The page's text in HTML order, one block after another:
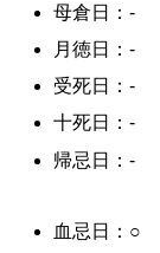
母倉日：-
月徳日：-
受死日：-
十死日：-
帰忌日：-
血忌日：○